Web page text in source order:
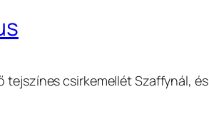
csirkemellét Szaffynál,